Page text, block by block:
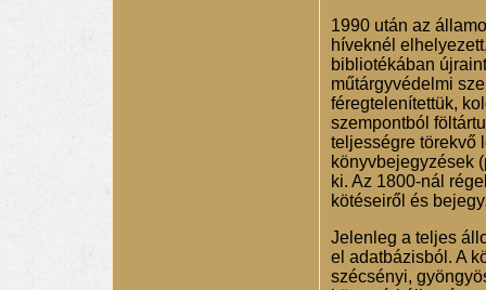
1990 után az
híveknél
bibliotékában
műtárgyvédelmi
féregtelenítettük,
szempontból
teljességre törekvő
könyvbejegyzések
ki. Az 1800-nál
kötéseiről és
Jelenleg a teljes
el adatbázisból. A
szécsényi,